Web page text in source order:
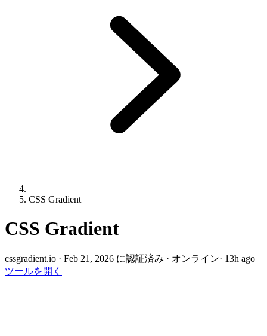
CSS Gradient
CSS Gradient
cssgradient.io · Feb 21, 2026 に認証済み · オンライン· 13h ago
ツールを開く